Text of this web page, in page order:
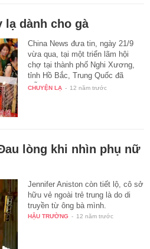
lạ dành cho gà
China News đưa tin, ngày 21/9
vừa qua, tại một triển lãm hội
chợ tại thành phố Nghi Xương,
tỉnh Hồ Bắc, Trung Quốc đã
diễn…
CHUYỆN LẠ - 12 năm trước
lòng khi nhìn phụ nữ
Jennifer Aniston còn tiết lộ, cô sở
hữu vẻ ngoài trẻ trung là do di
truyền từ ông bà mình.
HẬU TRƯỜNG - 12 năm trước